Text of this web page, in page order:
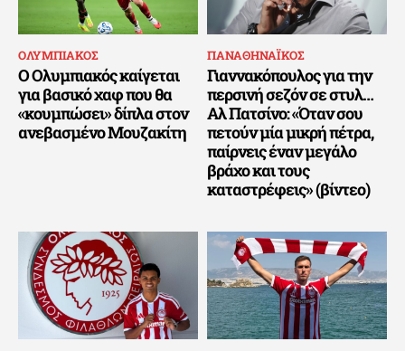
ΟΛΥΜΠΙΑΚΟΣ
Ο Ολυμπιακός καίγεται
για βασικό χαφ που θα
«κουμπώσει» δίπλα στον
ανεβασμένο Μουζακίτη
ΠΑΝΑΘΗΝΑΪΚΟΣ
Γιαννακόπουλος για την
περσινή σεζόν σε στυλ…
Αλ Πατσίνο: «Όταν σου
πετούν μία μικρή πέτρα,
παίρνεις έναν μεγάλο
βράχο και τους
καταστρέφεις» (βίντεο)